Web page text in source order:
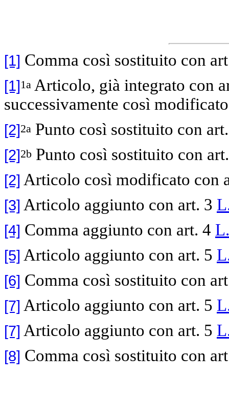
[1] Comma così sostituito con
[1]1a Articolo, già integrato con
successivamente così
[2]2a Punto così sostituito con
[2]2b Punto così sostituito con
[2] Articolo così modificato con
[3] Articolo aggiunto con art. 3
[4] Comma aggiunto con art. 4
[5] Articolo aggiunto con art. 5
[6] Comma così sostituito con
[7] Articolo aggiunto con art. 5
[7] Articolo aggiunto con art. 5
[8] Comma così sostituito con